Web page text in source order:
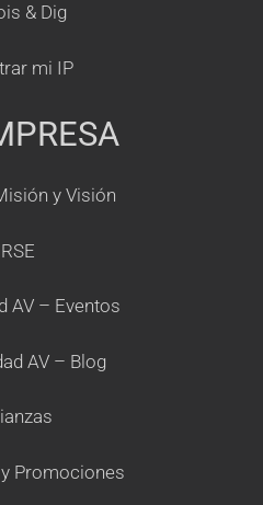
& Dig
mi IP
y Visión
RSE
AV – Eventos
AV – Blog
Promociones